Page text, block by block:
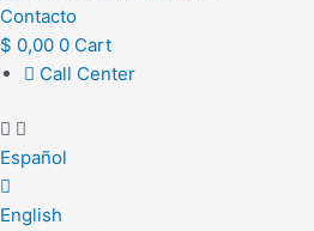
Contacto
$ 0,00 0 Cart
Call Center
Español
English